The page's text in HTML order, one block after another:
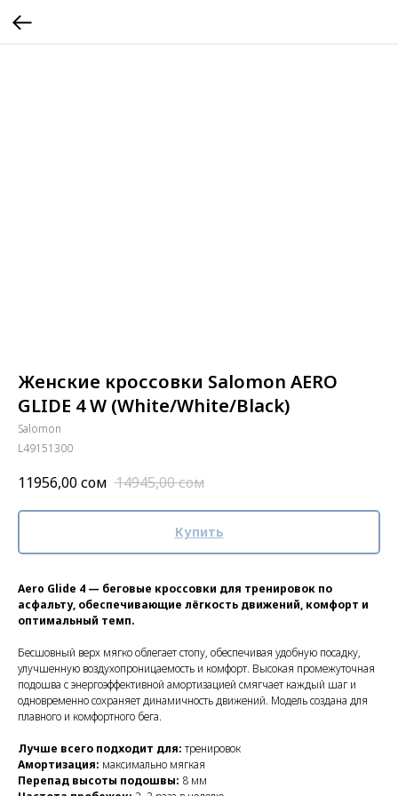
Женские кроссовки Salomon AERO
GLIDE 4 W (White/White/Black)
Salomon
L49151300
11956,00сом 14945,00сом
Купить
Aero Glide 4 — беговые кроссовки для тренировок по
асфальту, обеспечивающие лёгкость движений, комфорт и
оптимальный темп.
Бесшовный верх мягко облегает стопу, обеспечивая удобную посадку,
улучшенную воздухопроницаемость и комфорт. Высокая промежуточная
подошва с энергоэффективной амортизацией смягчает каждый шаг и
одновременно сохраняет динамичность движений. Модель создана для
плавного и комфортного бега.
Лучше всего подходит для: тренировок
Амортизация: максимально мягкая
Перепад высоты подошвы: 8 мм